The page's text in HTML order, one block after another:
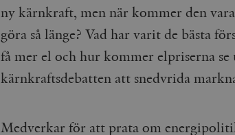
ny kärnkraft, men när kommer den
göra så länge? Vad har varit de bästa
få mer el och hur kommer elpriserna
kärnkraftsdebatten att snedvrida
Medverkar för att prata om